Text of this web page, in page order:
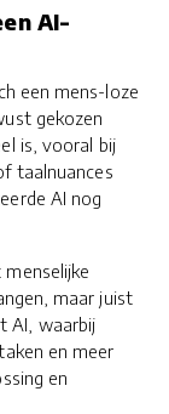
AI-
een mens-loze
gekozen
is, vooral bij
taalnuances
AI nog
menselijke
maar juist
AI, waarbij
en meer
en